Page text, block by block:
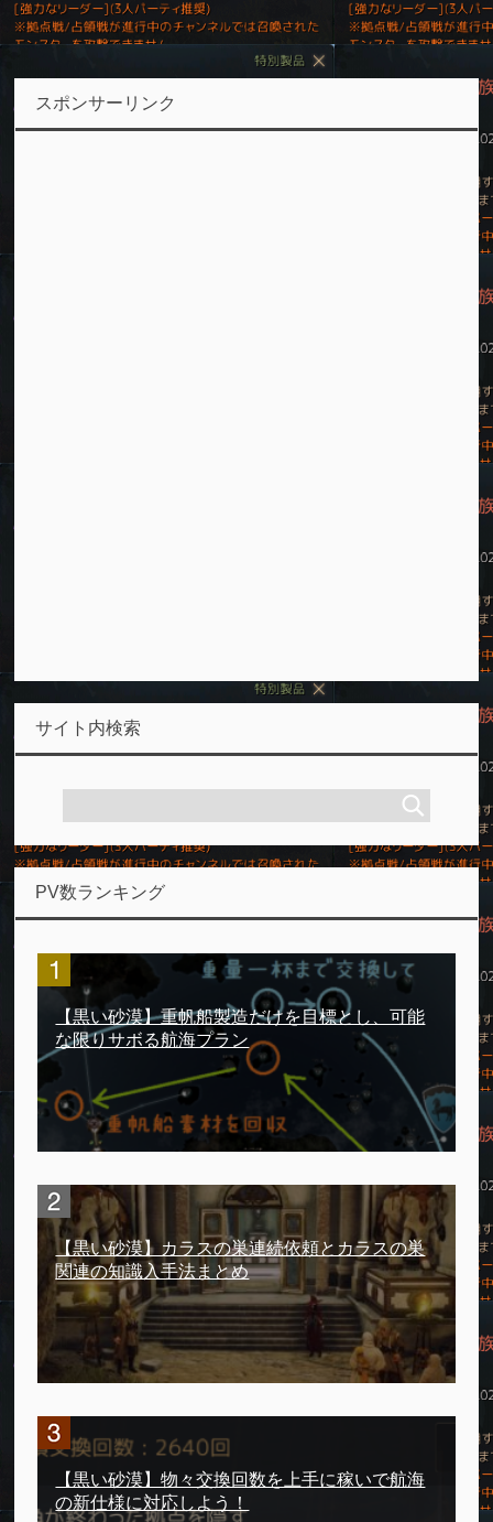
スポンサーリンク
サイト内検索
PV数ランキング
【黒い砂漠】重帆船製造だけを目標とし、可能
な限りサボる航海プラン
【黒い砂漠】カラスの巣連続依頼とカラスの巣
関連の知識入手法まとめ
【黒い砂漠】物々交換回数を上手に稼いで航海
の新仕様に対応しよう！